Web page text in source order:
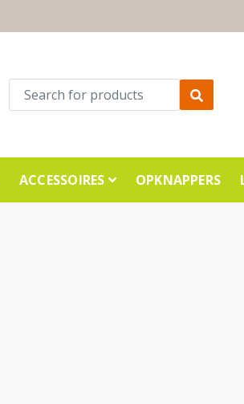
ACCESSOIRES OPKNAPPERS